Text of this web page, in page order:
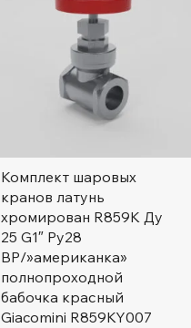
Комплект шаровых
кранов латунь
хромирован R859K Ду
25 G1″ Ру28
ВР/»американка»
полнопроходной
бабочка красный
Giacomini R859KY007